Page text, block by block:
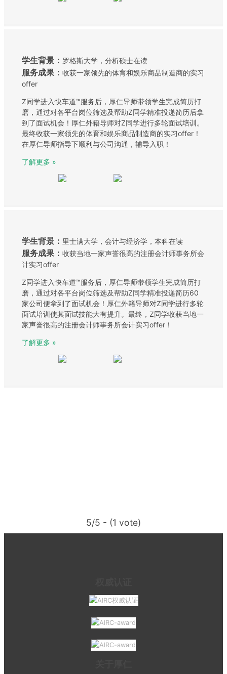
学生背景： 罗格斯大学，分析硕士在读
服务成果： 收获一家领先的体育和娱乐商品制造商的实习
offer
Z同学进入快车道™服务后，厚仁导师带领学生完成简历打
磨，通过对各平台岗位筛选及帮助Z同学精准投递简历后拿
到了面试机会！厚仁外籍导师对Z同学进行多轮面试培训。
最终收获一家领先的体育和娱乐商品制造商的实习offer！
在厚仁导师指导下顺利与公司沟通，辅导入职！
了解更多 »
学生背景： 里士满大学，会计与经济学，本科在读
服务成果： 收获当地一家声誉很高的注册会计师事务所会
计实习offer
Z同学进入快车道™服务后，厚仁导师带领学生完成简历打
磨，通过对各平台岗位筛选及帮助Z同学精准投递简历60
家公司便拿到了面试机会！厚仁外籍导师对Z同学进行多轮
面试培训使其面试技能大有提升。最终，Z同学收获当地一
家声誉很高的注册会计师事务所会计实习offer！
了解更多 »
5/5 - (1 vote)